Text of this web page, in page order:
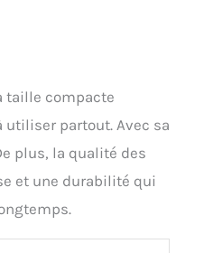
taille compacte
partout. Avec sa
plus, la qualité des
et une durabilité qui